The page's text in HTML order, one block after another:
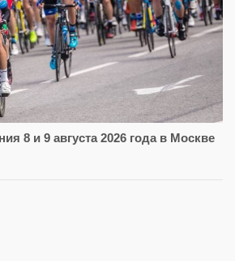
8 и 9 августа 2026 года в Москве